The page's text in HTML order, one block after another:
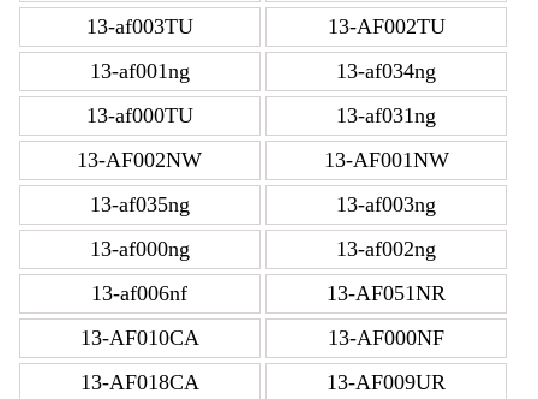
13-af003TU
13-AF002TU
13-af001ng
13-af034ng
13-af000TU
13-af031ng
13-AF002NW
13-AF001NW
13-af035ng
13-af003ng
13-af000ng
13-af002ng
13-af006nf
13-AF051NR
13-AF010CA
13-AF000NF
13-AF018CA
13-AF009UR